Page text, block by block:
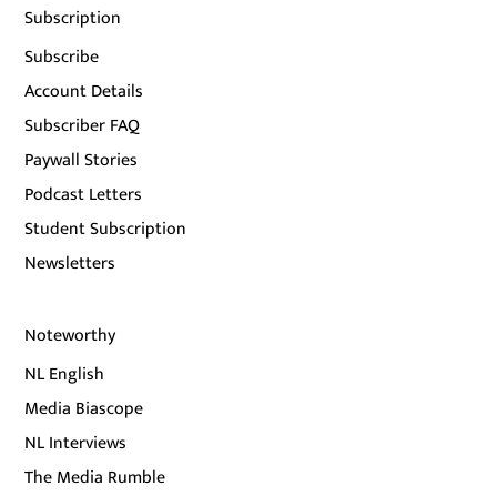
Subscription
Subscribe
Account Details
Subscriber FAQ
Paywall Stories
Podcast Letters
Student Subscription
Newsletters
Noteworthy
NL English
Media Biascope
NL Interviews
The Media Rumble